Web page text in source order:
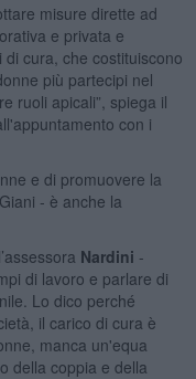
misure dirette ad
e privata e
cura, che costituiscono
più partecipi nel
ruoli apicali”, spiega il
con i
e di promuovere la
- è anche la
Nardini -
di lavoro e parlare di
Lo dico perché
il carico di cura è
manca un'equa
della coppia e della